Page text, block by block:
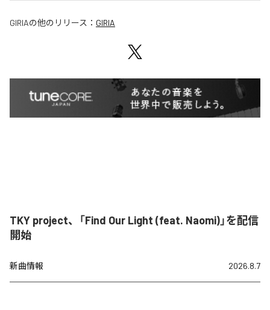
GIRIAの他のリリース： GIRIA
TKY project、「Find Our Light (feat. Naomi)」を配信
開始
新曲情報 2026.8.7